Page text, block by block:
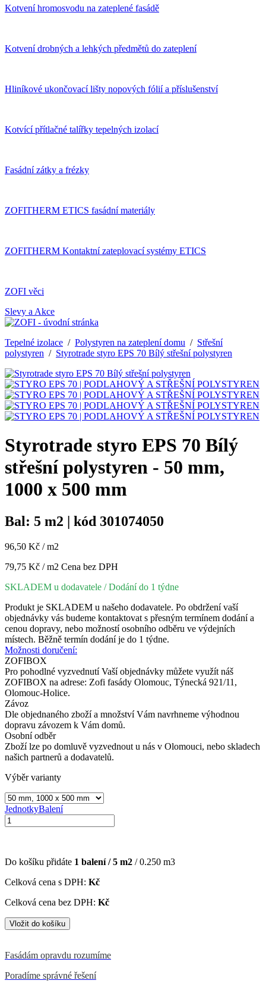
Kotvení hromosvodu na zateplené fasádě
Kotvení drobných a lehkých předmětů do zateplení
Hliníkové ukončovací lišty nopových fólií a příslušenství
Kotvící přítlačné talířky tepelných izolací
Fasádní zátky a frézky
ZOFITHERM ETICS fasádní materiály
ZOFITHERM Kontaktní zateplovací systémy ETICS
ZOFI věci
Slevy a Akce
Tepelné izolace / Polystyren na zateplení domu / Střešní
polystyren / Styrotrade styro EPS 70 Bílý střešní polystyren
Styrotrade styro EPS 70 Bílý
střešní polystyren - 50 mm,
1000 x 500 mm
Bal: 5 m2 | kód 301074050
96,50 Kč / m2
79,75 Kč / m2 Cena bez DPH
SKLADEM u dodavatele / Dodání do 1 týdne
Produkt je SKLADEM u našeho dodavatele. Po obdržení vaší
objednávky vás budeme kontaktovat s přesným termínem dodání a
cenou dopravy, nebo možností osobního odběru ve výdejních
místech. Běžně termín dodání je do 1 týdne.
Možnosti doručení:
ZOFIBOX
Pro pohodlné vyzvednutí Vaší objednávky můžete využít náš
ZOFIBOX na adrese: Zofi fasády Olomouc, Týnecká 921/11,
Olomouc-Holice.
Závoz
Dle objednaného zboží a množství Vám navrhneme výhodnou
dopravu závozem k Vám domů.
Osobní odběr
Zboží lze po domluvě vyzvednout u nás v Olomouci, nebo skladech
našich partnerů a dodavatelů.
Výběr varianty
JednotkyBalení
Do košíku přidáte 1 balení /5 m2 /0.250 m3
Celková cena s DPH: Kč
Celková cena bez DPH: Kč
Fasádám opravdu rozumíme
Poradíme správné řešení